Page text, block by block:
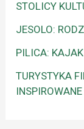
STOLICY
JESOLO:
PILICA:
TURYSTYKA